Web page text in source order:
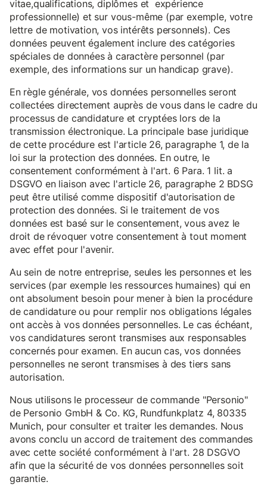
vitae,qualifications, diplômes et expérience
professionnelle) et sur vous-même (par exemple, votre
lettre de motivation, vos intérêts personnels). Ces
données peuvent également inclure des catégories
spéciales de données à caractère personnel (par
exemple, des informations sur un handicap grave).
En règle générale, vos données personnelles seront
collectées directement auprès de vous dans le cadre du
processus de candidature et cryptées lors de la
transmission électronique. La principale base juridique
de cette procédure est l'article 26, paragraphe 1, de la
loi sur la protection des données. En outre, le
consentement conformément à l'art. 6 Para. 1 lit. a
DSGVO en liaison avec l'article 26, paragraphe 2 BDSG
peut être utilisé comme dispositif d'autorisation de
protection des données. Si le traitement de vos
données est basé sur le consentement, vous avez le
droit de révoquer votre consentement à tout moment
avec effet pour l'avenir.
Au sein de notre entreprise, seules les personnes et les
services (par exemple les ressources humaines) qui en
ont absolument besoin pour mener à bien la procédure
de candidature ou pour remplir nos obligations légales
ont accès à vos données personnelles. Le cas échéant,
vos candidatures seront transmises aux responsables
concernés pour examen. En aucun cas, vos données
personnelles ne seront transmises à des tiers sans
autorisation.
Nous utilisons le processeur de commande "Personio"
de Personio GmbH & Co. KG, Rundfunkplatz 4, 80335
Munich, pour consulter et traiter les demandes. Nous
avons conclu un accord de traitement des commandes
avec cette société conformément à l'art. 28 DSGVO
afin que la sécurité de vos données personnelles soit
garantie.